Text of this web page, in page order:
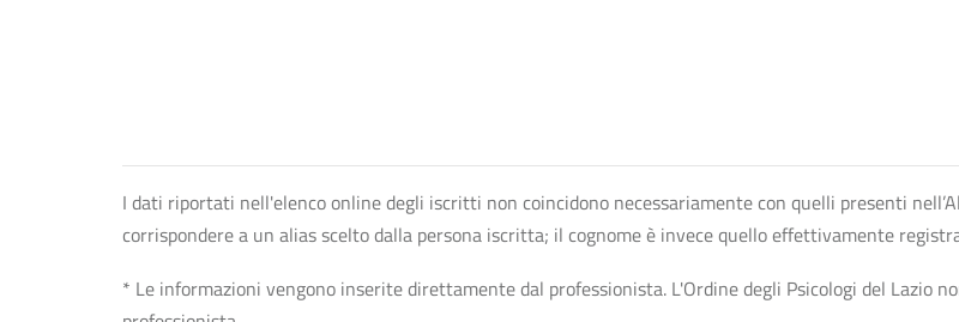
I dati riportati nell'elenco online degli iscritti non coincidono necessariamente con quelli presenti
corrispondere a un alias scelto dalla persona iscritta; il cognome è invece quello effettivamente
* Le informazioni vengono inserite direttamente dal professionista. L'Ordine degli Psicologi del Lazio